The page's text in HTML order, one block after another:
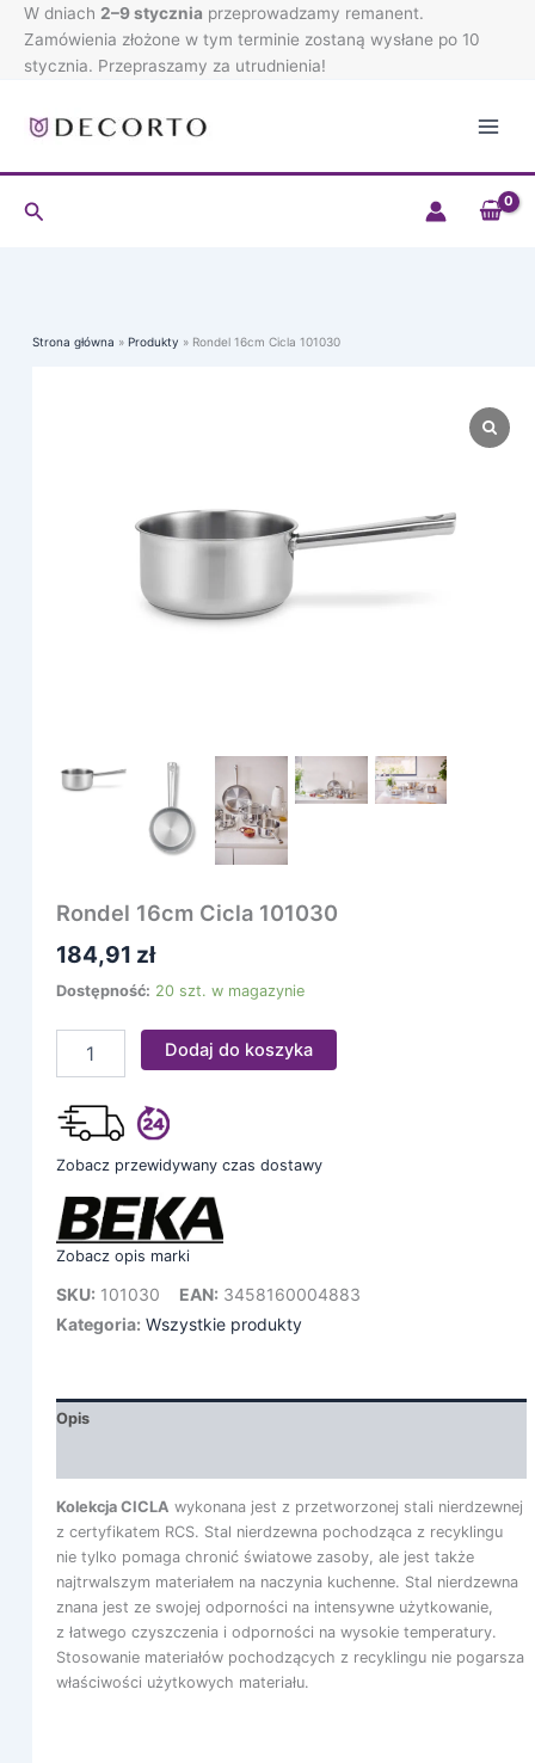
Przejdź
treści
W dniach 2–9 stycznia przeprowadzamy remanent.
Zamówienia złożone w tym terminie zostaną wysłane po 10
stycznia. Przepraszamy za utrudnienia!
Szukaj
Strona główna Produkty Rondel 16cm Cicla 101030
Rondel 16cm Cicla 101030
184,91 zł
Dostępność: 20 szt. w magazynie
Dodaj do koszyka
Zobacz przewidywany czas dostawy
Zobacz opis marki
SKU: 101030 EAN: 3458160004883
Kategoria: Wszystkie produkty
Opis
Kolekcja CICLA wykonana jest z przetworzonej stali nierdzewnej
z certyfikatem RCS. Stal nierdzewna pochodząca z recyklingu
nie tylko pomaga chronić światowe zasoby, ale jest także
najtrwalszym materiałem na naczynia kuchenne. Stal nierdzewna
znana jest ze swojej odporności na intensywne użytkowanie,
z łatwego czyszczenia i odporności na wysokie temperatury.
Stosowanie materiałów pochodzących z recyklingu nie pogarsza
właściwości użytkowych materiału.
Cicla
101030